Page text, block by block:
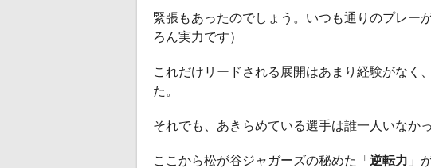
緊張もあったのでしょう。いつも通りのプレー
ろん実力です）
これだけリードされる展開はあまり経験がなく
た。
それでも、あきらめている選手は誰一人いなか
ここから松が谷ジャガーズの秘めた「逆転力 」